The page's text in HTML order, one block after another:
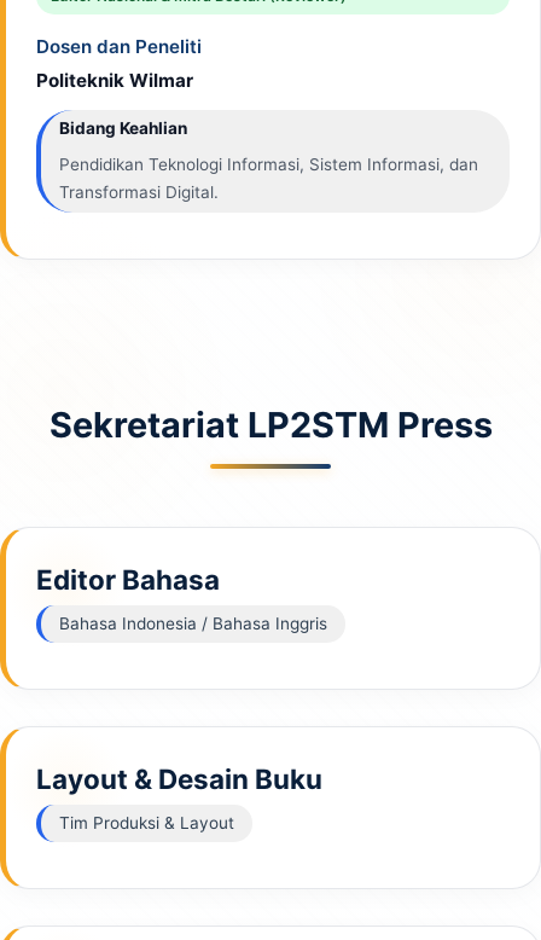
Dosen dan Peneliti
Politeknik Wilmar
Bidang Keahlian
Pendidikan Teknologi Informasi, Sistem Informasi, dan
Transformasi Digital.
Sekretariat LP2STM Press
Editor Bahasa
Bahasa Indonesia / Bahasa Inggris
Layout & Desain Buku
Tim Produksi & Layout